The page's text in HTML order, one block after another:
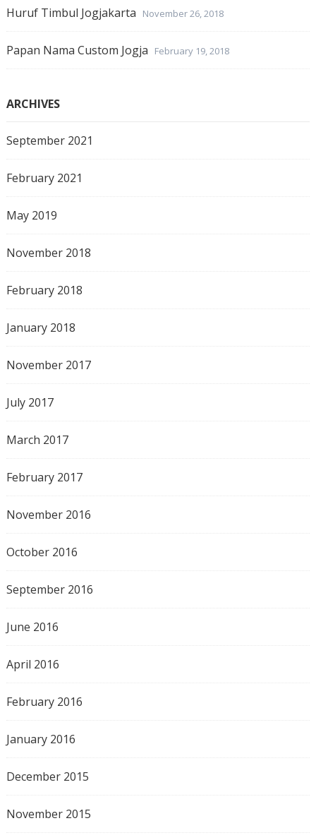
Huruf Timbul Jogjakarta November 26, 2018
Papan Nama Custom Jogja February 19, 2018
ARCHIVES
September 2021
February 2021
May 2019
November 2018
February 2018
January 2018
November 2017
July 2017
March 2017
February 2017
November 2016
October 2016
September 2016
June 2016
April 2016
February 2016
January 2016
December 2015
November 2015